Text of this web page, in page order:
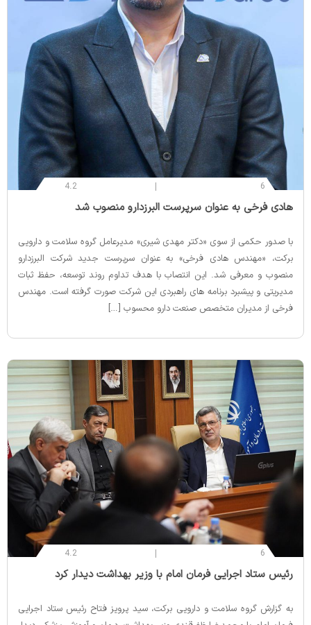
6
4.2
‌هادی فرخی به عنوان سرپرست البرزدارو منصوب شد
با صدور حکمی از سوی «دکتر مهدی شیری» مدیرعامل گروه سلامت و دارویی
برکت، «مهندس هادی فرخی» به عنوان سرپرست جدید شرکت البرزدارو
منصوب و معرفی شد. این انتصاب با هدف تداوم روند توسعه، حفظ ثبات
مدیریتی و پیشبرد برنامه‌ های راهبردی این شرکت صورت گرفته است. مهندس
فرخی از مدیران متخصص صنعت دارو محسوب […]
6
4.2
‌رئیس ستاد اجرایی فرمان امام با وزیر بهداشت دیدار کرد
به گزارش گروه سلامت و دارویی برکت، سید پرویز فتاح رئیس ستاد اجرایی